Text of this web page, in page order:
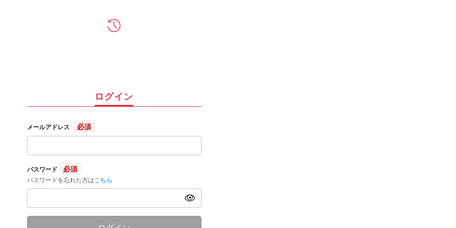
ログイン
メールアドレス 必須
パスワード 必須
パスワードを忘れた方は こちら